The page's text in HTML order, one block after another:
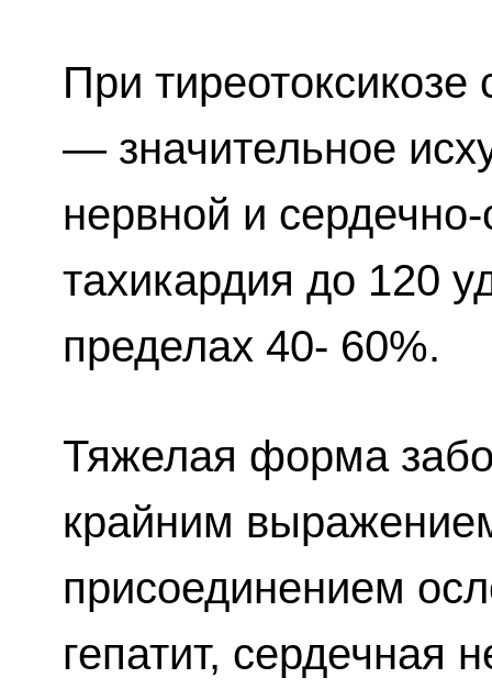
При
— значительное
нервной и
тахикардия до 120
пределах 40- 60%.
Тяжелая форма
крайним
присоединением
гепатит, сердечная